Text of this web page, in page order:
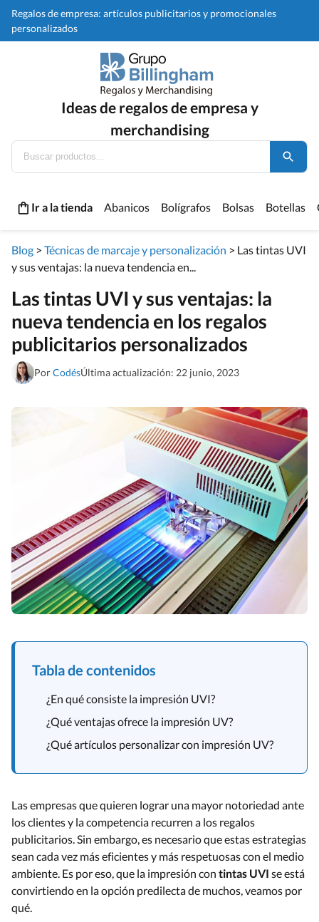
Regalos de empresa: artículos publicitarios y promocionales
personalizados
Ideas de regalos de empresa y
merchandising
Ir a la tienda Abanicos Bolígrafos Bolsas Botellas
Blog > Técnicas de marcaje y personalización > Las tintas UVI
y sus ventajas: la nueva tendencia en...
Las tintas UVI y sus ventajas: la
nueva tendencia en los regalos
publicitarios personalizados
PorCodésÚltima actualización: 22 junio, 2023
Tabla de contenidos
¿En qué consiste la impresión UVI?
¿Qué ventajas ofrece la impresión UV?
¿Qué artículos personalizar con impresión UV?
Las empresas que quieren lograr una mayor notoriedad ante
los clientes y la competencia recurren a los regalos
publicitarios. Sin embargo, es necesario que estas estrategias
sean cada vez más eficientes y más respetuosas con el medio
ambiente. Es por eso, que la impresión con tintas UVI se está
convirtiendo en la opción predilecta de muchos, veamos por
qué.